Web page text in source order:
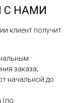
С НАМИ
клиент получит
заказа;
начальной до
(по